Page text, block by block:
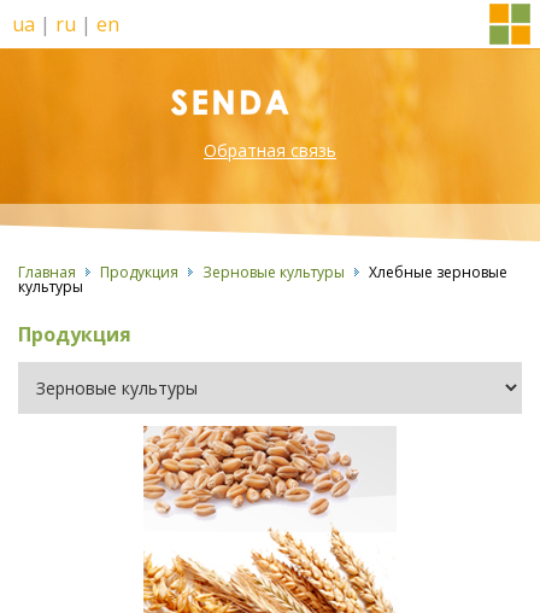
ua | ru | en
Обратная связь
Главная Продукция Зерновые культуры Хлебные зерновые
культуры
Продукция